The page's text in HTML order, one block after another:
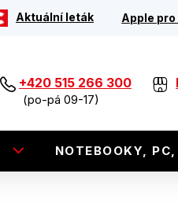
Aktuální leták Apple
+420 515 266 300
(po-pá 09-17)
NOTEBOOKY,